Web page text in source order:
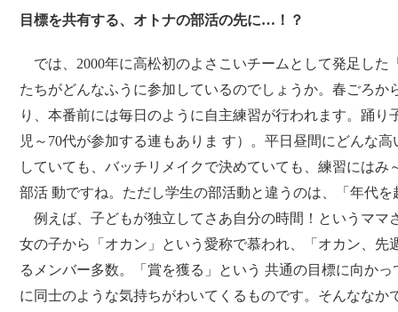
目標を共有する、オトナの部活の先に…！？
では、2000年に高松初のよさこいチームとして発足した
たちがどんなふうに参加しているのでしょうか。春ごろか
り、本番前には毎日のように自主練習が行われます。踊り
児～70代が参加する連もありま す）。平日昼間にどんな
していても、バッチリメイクで決めていても、練習にはみ
部活 動ですね。ただし学生の部活動と違うのは、「年代
例えば、子どもが独立してさあ自分の時間！というママ
女の子から「オカン」という愛称で慕われ、「オカン、先
るメンバー多数。「賞を獲る」という 共通の目標に向か
に同士のような気持ちがわいてくるものです。そんななか